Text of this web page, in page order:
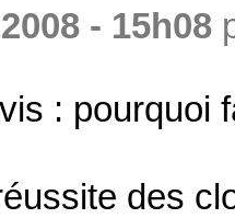
- 15h08
: pourquoi
des